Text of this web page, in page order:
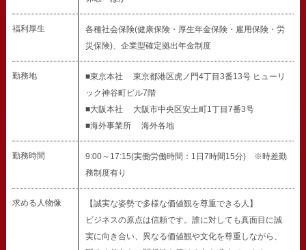
福利厚生
各種社会保険(健康保険・厚生年金保険・雇用保険・労
災保険)、企業型確定拠出年金制度
勤務地
■東京本社 東京都港区虎ノ門4丁目3番13号 ヒューリ
ック神谷町ビル7階
■大阪本社 大阪市中央区安土町1丁目7番3号
■海外事業所 海外各地
勤務時間
9:00～17:15(実働労働時間：1日7時間15分) ※時差勤
務制度有り
求める人物像
【誠実な姿勢で多様な価値観を尊重できる人】
ビジネスの原点は信頼です。誰に対しても真面目に誠
実に向き合い、異なる価値観や文化を尊重しながら、